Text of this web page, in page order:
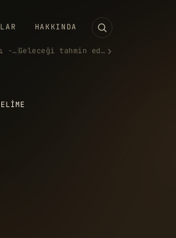
HAKKINDA
Yıldız Savaşları - Hiç Bitmey… Geleceği tahmin eden romanlar ›